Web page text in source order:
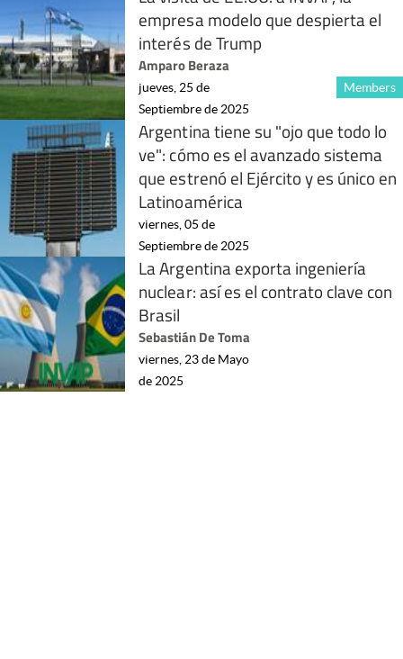
empresa modelo que despierta el
interés de Trump
Amparo Beraza
Members
jueves, 25 de
Septiembre de 2025
Argentina tiene su "ojo que todo lo
ve": cómo es el avanzado sistema
que estrenó el Ejército y es único en
Latinoamérica
viernes, 05 de
Septiembre de 2025
La Argentina exporta ingeniería
nuclear: así es el contrato clave con
Brasil
Sebastián De Toma
viernes, 23 de Mayo
de 2025